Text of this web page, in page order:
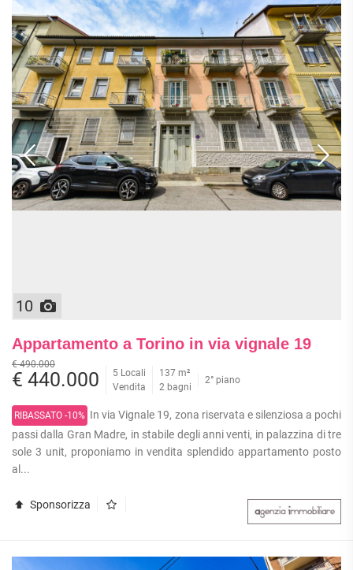
10
Appartamento a Torino in via vignale 19
€ 490.000
€ 440.000
5 Locali
Vendita
137 m²
2 bagni
2° piano
RIBASSATO -10% In via Vignale 19, zona riservata e silenziosa a pochi
passi dalla Gran Madre, in stabile degli anni venti, in palazzina di tre
sole 3 unit, proponiamo in vendita splendido appartamento posto
al...
Sponsorizza